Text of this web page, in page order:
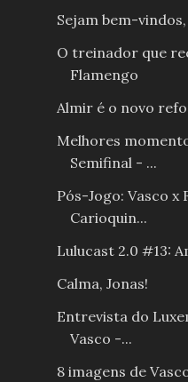
Sejam bem-
O treinador que
Flamengo
Almir é o novo
Melhores
Semifinal - ...
Pós-Jogo: Vasco
Carioquin...
Lulucast 2.0 #13:
Calma, Jonas!
Entrevista do
Vasco -...
8 imagens de